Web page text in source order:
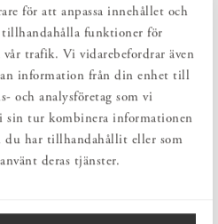
för att anpassa innehållet och
tillhandahålla funktioner för
vår trafik. Vi vidarebefordrar även
information från din enhet till
och analysföretag som vi
i sin tur kombinera informationen
du har tillhandahållit eller som
deras tjänster.
möblerna och skapar en harmonisk
i björk som lämnas